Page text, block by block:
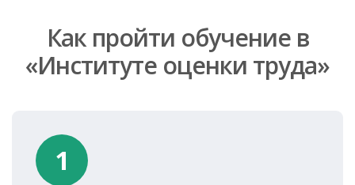
Как пройти обучение в
«Институте оценки труда»
1